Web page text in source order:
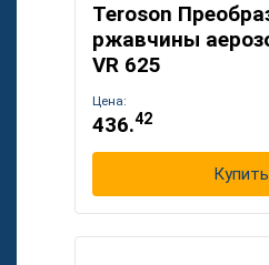
Terоson
ржавчины
VR 625
Цена:
436.42
Купить